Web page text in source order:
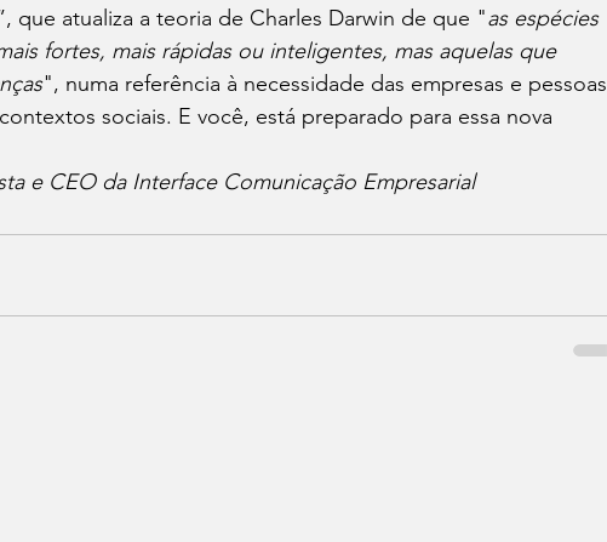
que atualiza a teoria de Charles Darwin de que "as espécies
fortes, mais rápidas ou inteligentes, mas aquelas que
", numa referência à necessidade das empresas e pessoas
sociais. E você, está preparado para essa nova
e CEO da Interface Comunicação Empresarial